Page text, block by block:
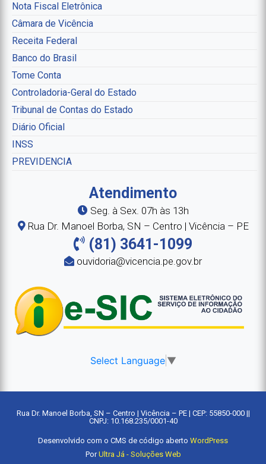
Nota Fiscal Eletrônica
Câmara de Vicência
Receita Federal
Banco do Brasil
Tome Conta
Controladoria-Geral do Estado
Tribunal de Contas do Estado
Diário Oficial
INSS
PREVIDENCIA
Atendimento
Seg. à Sex. 07h às 13h
Rua Dr. Manoel Borba, SN – Centro | Vicência – PE
(81) 3641-1099
ouvidoria@vicencia.pe.gov.br
Select Language ▼
Rua Dr. Manoel Borba, SN – Centro | Vicência – PE | CEP: 55850-000 ||
CNPJ: 10.168.235/0001-40
Desenvolvido com o CMS de código aberto WordPress
PorUltra Já - Soluções Web